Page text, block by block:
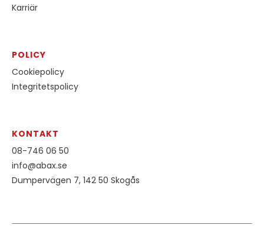
Karriär
POLICY
Cookiepolicy
Integritetspolicy
KONTAKT
08-746 06 50
info@abax.se
Dumpervägen 7, 142 50 Skogås